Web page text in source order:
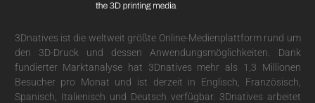
3Dnatives ist die weltweit größte Online-Medienplattform rund um
den 3D-Druck und dessen Anwendungsmöglichkeiten. Dank
fundierter Marktanalyse hat 3Dnatives mehr als 1,3 Millionen
Besucher pro Monat und ist derzeit in Englisch, Französisch,
Spanisch, Italienisch und Deutsch verfügbar. 3Dnatives arbeitet